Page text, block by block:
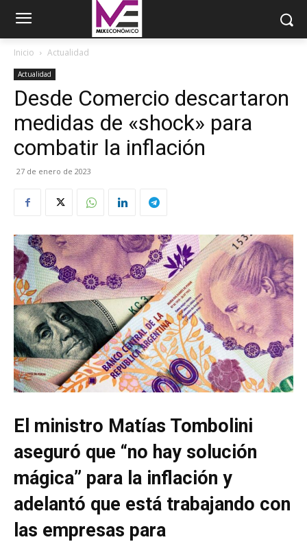
Inicio Actualidad
Actualidad
Desde Comercio descartaron
medidas de «shock» para
combatir la inflación
27 de enero de 2023
El ministro Matías Tombolini
aseguró que “no hay solución
mágica” para la inflación y
adelantó que está trabajando con
las empresas para